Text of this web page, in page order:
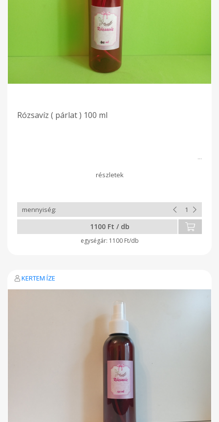
Rózsavíz ( párlat ) 100 ml
1100 Ft / db
1100 Ft/db
KERTEM ÍZE